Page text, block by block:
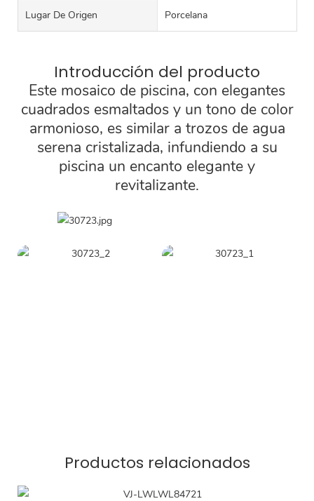
Lugar De Origen Porcelana
Introducción del producto
Este mosaico de piscina, con elegantes
cuadrados esmaltados y un tono de color
armonioso, es similar a trozos de agua
serena cristalizada, infundiendo a su
piscina un encanto elegante y
revitalizante.
Productos relacionados